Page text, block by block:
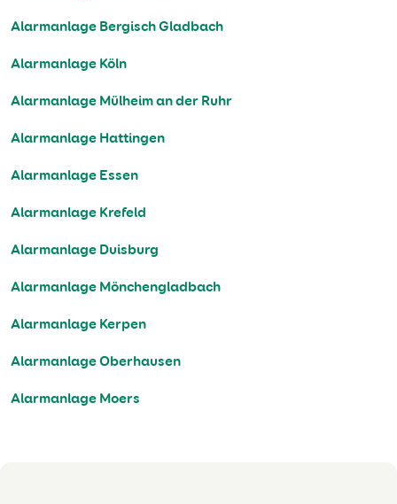
Alarmanlage Bergisch Gladbach
Alarmanlage Köln
Alarmanlage Mülheim an der Ruhr
Alarmanlage Hattingen
Alarmanlage Essen
Alarmanlage Krefeld
Alarmanlage Duisburg
Alarmanlage Mönchengladbach
Alarmanlage Kerpen
Alarmanlage Oberhausen
Alarmanlage Moers